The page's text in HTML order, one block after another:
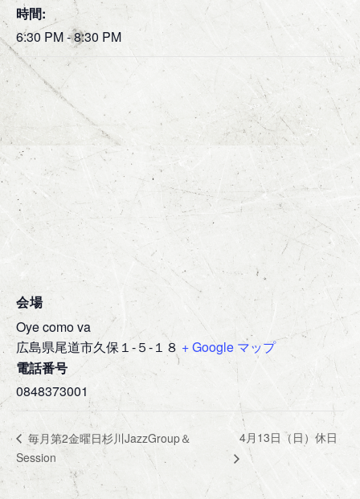
時間:
6:30 PM - 8:30 PM
会場
Oye como va
広島県尾道市久保１-５-１８ + Google マップ
電話番号
0848373001
毎月第2金曜日杉川JazzGroup＆
Session
4月13日（日）休日